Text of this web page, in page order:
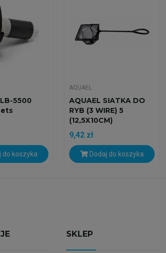
5500
do koszyka
AQUAEL
AQUAEL SIATKA DO
RYB (3 WIRE) 5
(12,5X10CM)
9,42 zł
Dodaj do koszyka
SKLEP